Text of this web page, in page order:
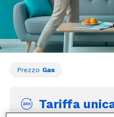
Prezzo Gas
Tariffa